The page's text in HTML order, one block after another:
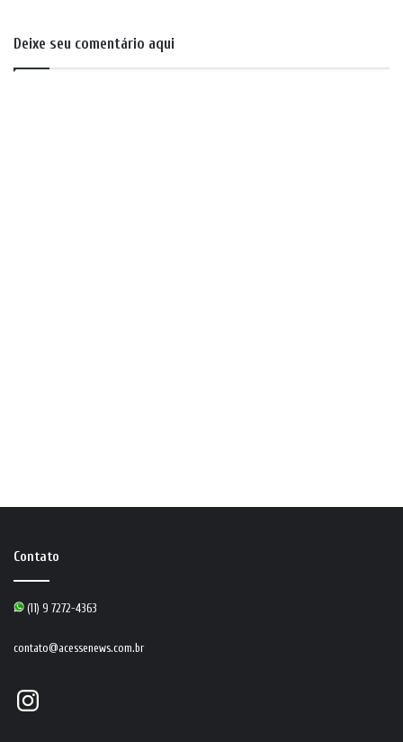
Deixe seu comentário aqui
Contato
(11) 9 7272-4363
contato@acessenews.com.br
Instagram